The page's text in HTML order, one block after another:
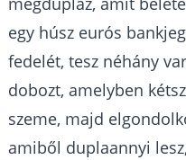
egy húsz eurós
fedelét, tesz néhány
dobozt, amelyben
szeme, majd
amiből duplaannyi